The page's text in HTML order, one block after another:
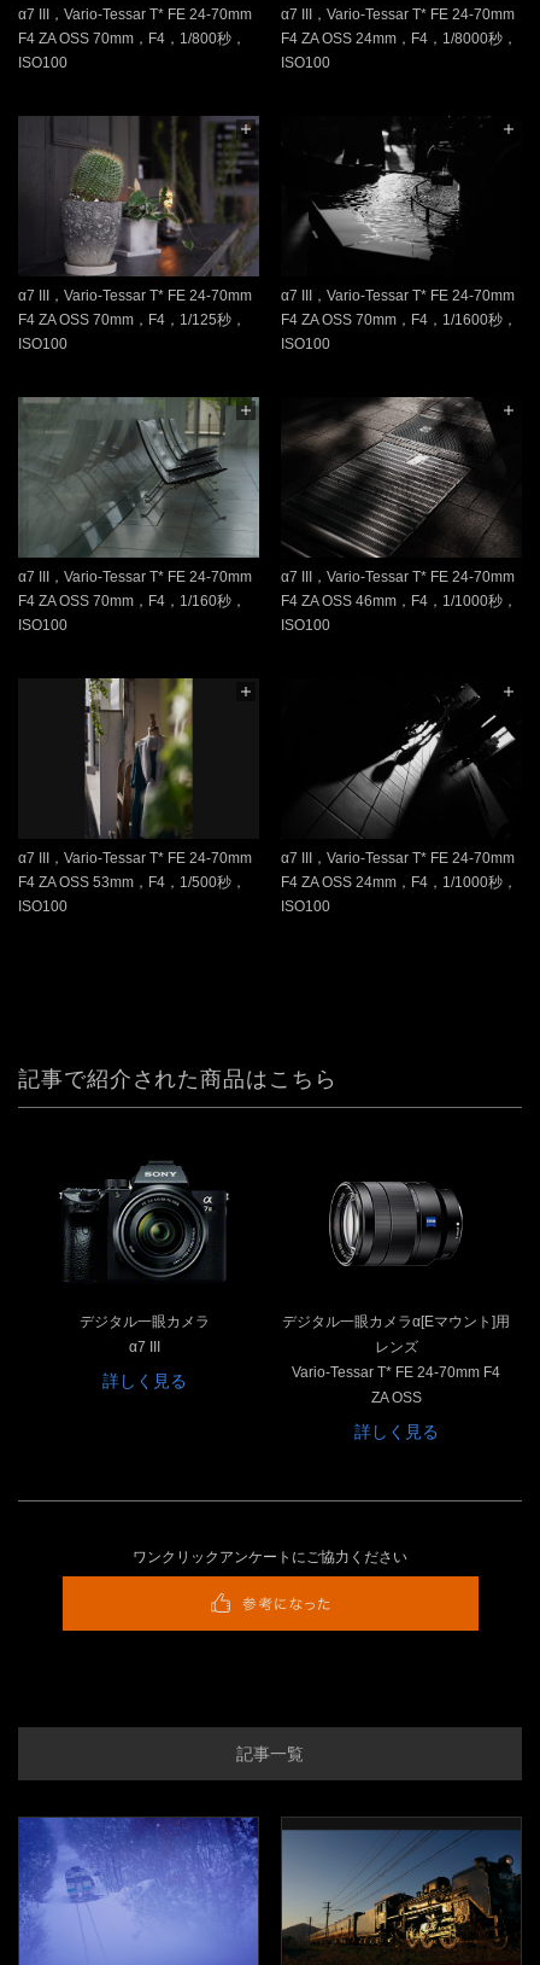
α7 III，Vario-Tessar T* FE 24-70mm
F4 ZA OSS 70mm，F4，1/800秒，
ISO100
α7 III，Vario-Tessar T* FE 24-70mm
F4 ZA OSS 24mm，F4，1/8000秒，
ISO100
α7 III，Vario-Tessar T* FE 24-70mm
F4 ZA OSS 70mm，F4，1/125秒，
ISO100
α7 III，Vario-Tessar T* FE 24-70mm
F4 ZA OSS 70mm，F4，1/1600秒，
ISO100
α7 III，Vario-Tessar T* FE 24-70mm
F4 ZA OSS 70mm，F4，1/160秒，
ISO100
α7 III，Vario-Tessar T* FE 24-70mm
F4 ZA OSS 46mm，F4，1/1000秒，
ISO100
α7 III，Vario-Tessar T* FE 24-70mm
F4 ZA OSS 53mm，F4，1/500秒，
ISO100
α7 III，Vario-Tessar T* FE 24-70mm
F4 ZA OSS 24mm，F4，1/1000秒，
ISO100
記事で紹介された商品はこちら
デジタル一眼カメラ
α7 III
詳しく見る
デジタル一眼カメラα[Eマウント]用
レンズ
Vario-Tessar T* FE 24-70mm F4
ZA OSS
詳しく見る
ワンクリックアンケートにご協力ください
記事一覧